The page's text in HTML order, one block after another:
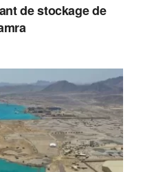
de stockage de